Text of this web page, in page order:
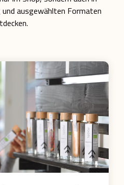
ausgewählten Formaten